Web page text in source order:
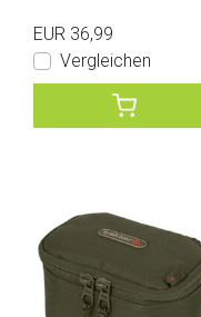
EUR 36,99
Vergleichen